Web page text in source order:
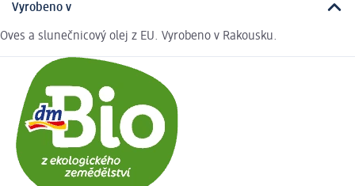
Vyrobeno v
Oves a slunečnicový olej z EU. Vyrobeno v Rakousku.